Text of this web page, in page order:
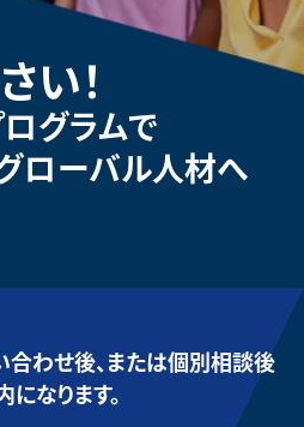
い！
グラムで
ローバル人材へ
わせ後、または個別相談後
になります。